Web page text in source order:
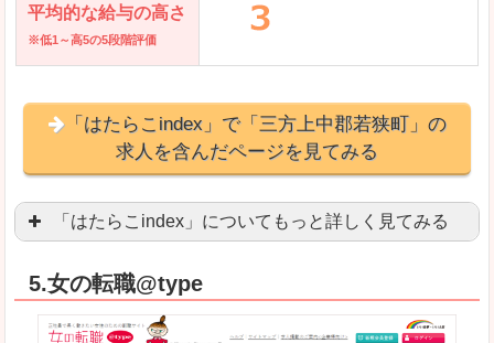
平均的な給与の高さ
※低1～高5の5段階評価
「はたらこindex」で「三方上中郡若狭町」の
求人を含んだページを見てみる
「はたらこindex」についてもっと詳しく見てみる
良いところ
求人が毎時更新されます！（他社求人サイトは週
5.女の転職@type